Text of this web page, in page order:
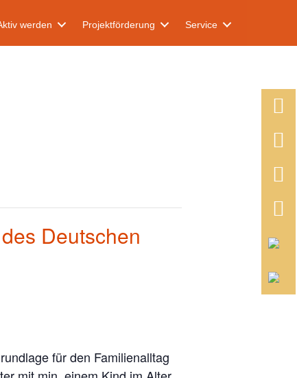
werden Projektförderung Service
Deutschen
für den Familienalltag